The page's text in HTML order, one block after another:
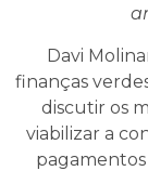
Davi
finanças
discutir os
viabilizar a
pagamentos